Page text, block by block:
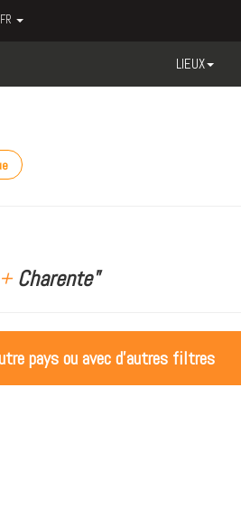
FR
LIEUX
+Charente"
pays ou avec d'autres filtres